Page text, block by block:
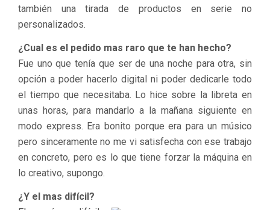
también una tirada de productos en serie no
personalizados.
¿Cual es el pedido mas raro que te han hecho?
Fue uno que tenía que ser de una noche para otra, sin
opción a poder hacerlo digital ni poder dedicarle todo
el tiempo que necesitaba. Lo hice sobre la libreta en
unas horas, para mandarlo a la mañana siguiente en
modo express. Era bonito porque era para un músico
pero sinceramente no me vi satisfecha con ese trabajo
en concreto, pero es lo que tiene forzar la máquina en
lo creativo, supongo.
¿Y el mas difícil?